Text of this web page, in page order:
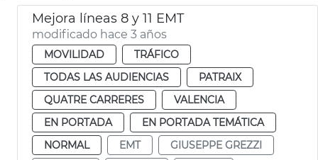
Mejora líneas 8 y 11 EMT
modificado hace 3 años
MOVILIDAD
TRÁFICO
TODAS LAS AUDIENCIAS
PATRAIX
QUATRE CARRERES
VALENCIA
EN PORTADA
EN PORTADA TEMÁTICA
NORMAL
EMT
GIUSEPPE GREZZI